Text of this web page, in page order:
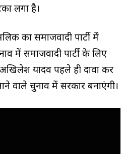
लगा है।
का समाजवादी पार्टी में
में समाजवादी पार्टी के लिए
यादव पहले ही दावा कर
वाले चुनाव में सरकार बनाएंगी।